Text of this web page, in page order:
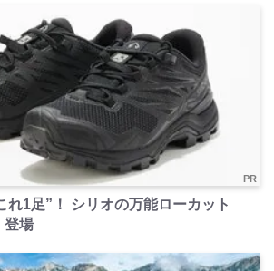
PR
れ1足”！ シリオの万能ローカット
登場